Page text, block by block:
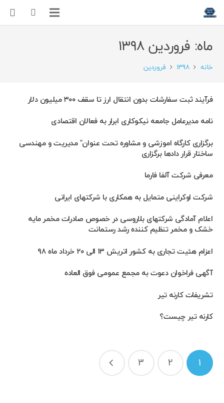
ماه: فروردین ۱۳۹۸
خانه ۱۳۹۸ فروردین
فرآیند ثبت سفارشات بدون انتقال ارز تا سقف ۳۰۰ میلیون دلار
نامه مدیرعامل جامعه نیکوکاری ابرار به فعالان اقتصادی
برگزاری کارگاه اموزشی و مشاوره تحت عنوان” مدیریت و مهندسی
ساختار قرار دادها برگزاری
معرفی شرکت آلفا فارما
شرکت اوکراینی متمایل به همکاری با شرکتهای ایرانی
اعلام آمادگی شرکتهای بلاروسی در خصوص صادرات مخمر مایه
خشک و مخمر تنظیم کننده رشد رستمانت
اعزام هئیت تجاری به کشور اتریش ۱۳ الی ۲۰ خرداد ماه ۹۸
آگهی فراخوان دعوت به مجمع عمومی فوق العاده
تشریفات کارنه تیر
کارنه تیر چیست؟
راهبری
نوشته‌ها
1
2
3